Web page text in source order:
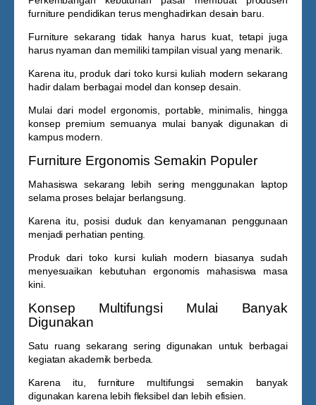
furniture pendidikan terus menghadirkan desain baru.
Furniture sekarang tidak hanya harus kuat, tetapi juga
harus nyaman dan memiliki tampilan visual yang menarik.
Karena itu, produk dari toko kursi kuliah modern sekarang
hadir dalam berbagai model dan konsep desain.
Mulai dari model ergonomis, portable, minimalis, hingga
konsep premium semuanya mulai banyak digunakan di
kampus modern.
Furniture Ergonomis Semakin Populer
Mahasiswa sekarang lebih sering menggunakan laptop
selama proses belajar berlangsung.
Karena itu, posisi duduk dan kenyamanan penggunaan
menjadi perhatian penting.
Produk daritoko kursi kuliah modern biasanya sudah
menyesuaikan kebutuhan ergonomis mahasiswa masa
kini.
Konsep Multifungsi Mulai Banyak
Digunakan
Satu ruang sekarang sering digunakan untuk berbagai
kegiatan akademik berbeda.
Karena itu, furniture multifungsi semakin banyak
digunakan karena lebih fleksibel dan lebih efisien.